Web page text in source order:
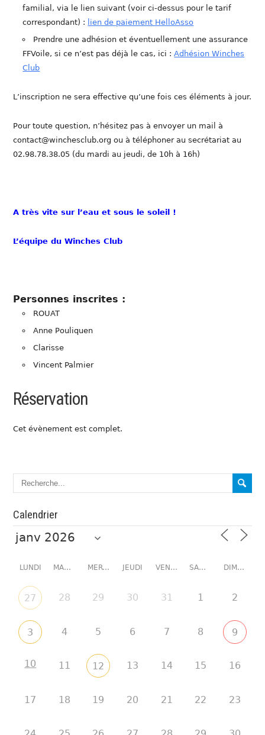
familial, via le lien suivant (voir ci-dessus pour le tarif
correspondant) :
lien de paiement HelloAsso
Prendre une adhésion et éventuellement une assurance
FFVoile, si ce n’est pas déjà le cas, ici :Adhésion Winches
Club
L’inscription ne sera effective qu’une fois ces éléments à jour.
Pour toute question, n’hésitez pas à envoyer un mail à
contact@winchesclub.org ou à téléphoner au secrétariat au
02.98.78.38.05 (du mardi au jeudi, de 10h à 16h)
A très vite sur l’eau et sous le soleil !
L’équipe du Winches Club
Personnes inscrites :
ROUAT
Anne Pouliquen
Clarisse
Vincent Palmier
Réservation
Cet évènement est complet.
Calendrier
LUNDI MARDI MERCREDI JEUDI VENDREDI SAMEDI DIMANCHE
27 28 29 30 31 1 2
3 4 5 6 7 8 9
10 11 12 13 14 15 16
17 18 19 20 21 22 23